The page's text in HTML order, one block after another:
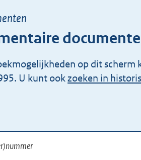
op dit
U kunt ookzoeken in